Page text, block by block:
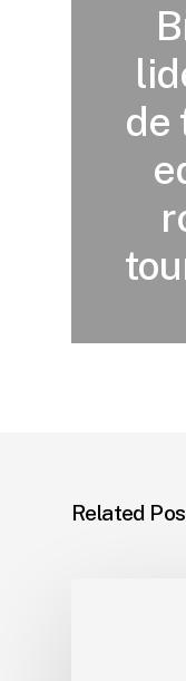
de
Related